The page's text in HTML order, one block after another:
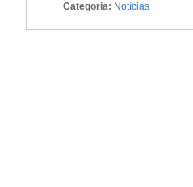
Categoria: Notícias